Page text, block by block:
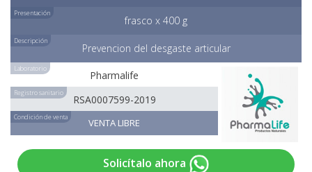
Presentación
frasco x 400 g
Descripción
Prevencion del desgaste articular
Laboratorio
Pharmalife
Registro sanitario
RSA0007599-2019
Condición de venta VENTA LIBRE
Solicítalo ahora